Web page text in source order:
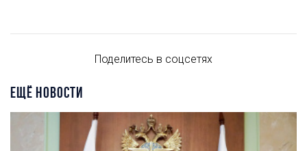
Поделитесь в соцсетях
ЕЩЁ НОВОСТИ